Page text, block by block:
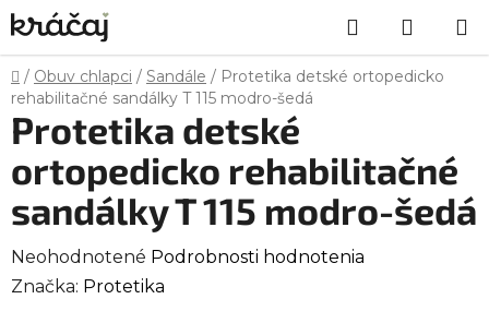
Prejsť
na
obsah
Hľadať
KOŠÍK
Domov
/ Obuv chlapci / Sandále / Protetika detské ortopedicko
rehabilitačné sandálky T 115 modro-šedá
Protetika detské
ortopedicko rehabilitačné
sandálky T 115 modro-šedá
Priemerné
hodnotenie
Neohodnotené Podrobnosti hodnotenia
Značka: Protetika